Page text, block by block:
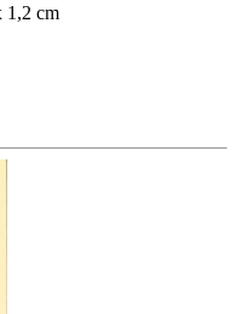
1,2 cm